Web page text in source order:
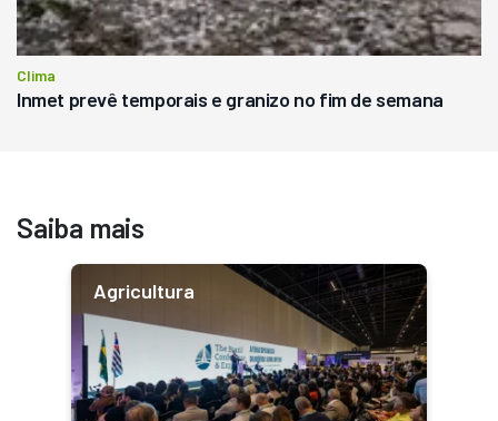
Clima
Inmet prevê temporais e granizo no fim de semana
Saiba mais
Agricultura